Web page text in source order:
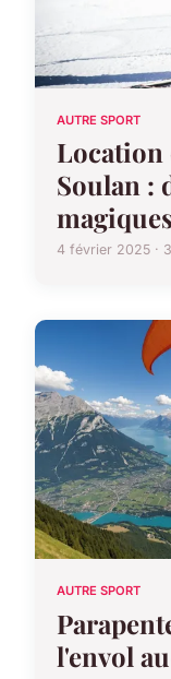
AUTRE SPORT
Location
Soulan :
4 février 2025 ·
AUTRE SPORT
l'envol